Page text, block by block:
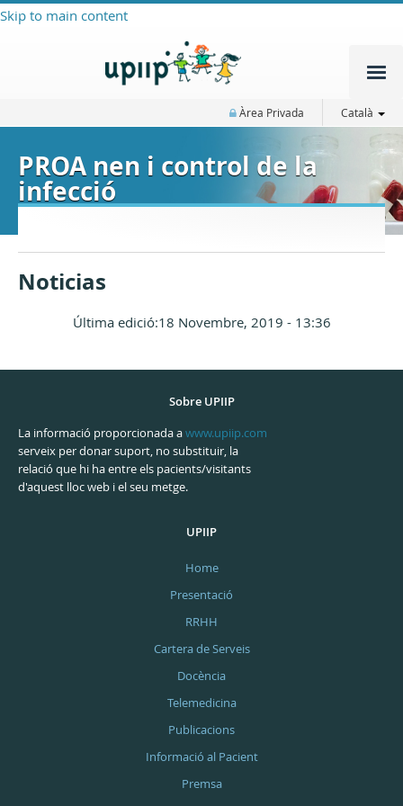
Skip to main content
Àrea Privada Català
PROA nen i control de la
infecció
Noticias
Última edició:18 Novembre, 2019 - 13:36
Sobre UPIIP
La informació proporcionada awww.upiip.com
serveix per donar suport, no substituir, la
relació que hi ha entre els pacients/visitants
d'aquest lloc web i el seu metge.
UPIIP
Home
Presentació
RRHH
Cartera de Serveis
Docència
Telemedicina
Publicacions
Informació al Pacient
Premsa